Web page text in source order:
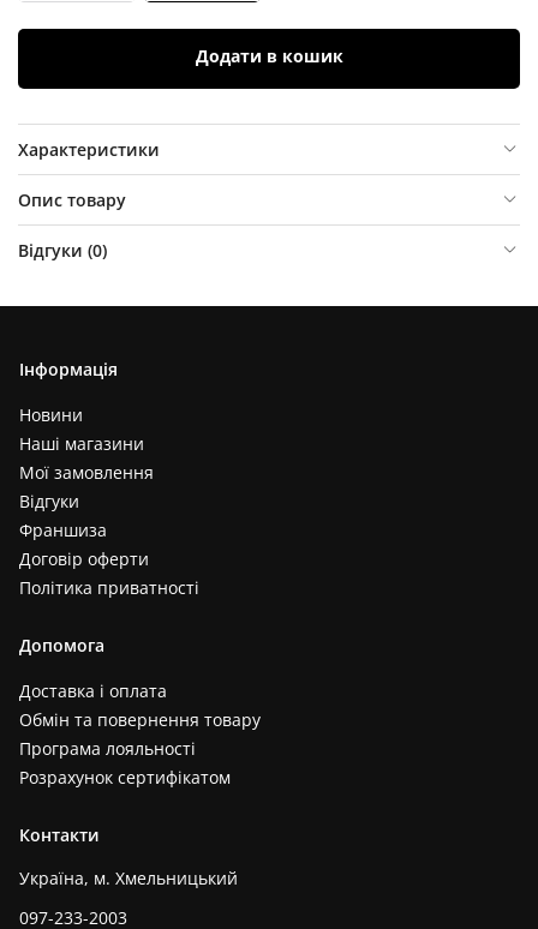
Додати в кошик
Характеристики
Опис товару
Відгуки (0)
Інформація
Новини
Наші магазини
Мої замовлення
Відгуки
Франшиза
Договір оферти
Політика приватності
Допомога
Доставка і оплата
Обмін та повернення товару
Програма лояльності
Розрахунок сертифікатом
Контакти
Україна, м. Хмельницький
097-233-2003